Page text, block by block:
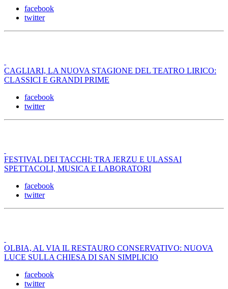
facebook
twitter
CAGLIARI, LA NUOVA STAGIONE DEL TEATRO LIRICO:
CLASSICI E GRANDI PRIME
facebook
twitter
FESTIVAL DEI TACCHI: TRA JERZU E ULASSAI
SPETTACOLI, MUSICA E LABORATORI
facebook
twitter
OLBIA, AL VIA IL RESTAURO CONSERVATIVO: NUOVA
LUCE SULLA CHIESA DI SAN SIMPLICIO
facebook
twitter